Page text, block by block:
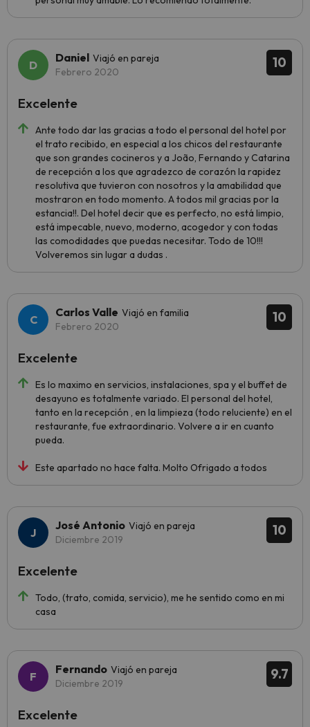
10
Daniel Viajó en pareja
Febrero 2020
Ante todo dar las gracias a todo el personal del hotel por
el trato recibido, en especial a los chicos del restaurante
que son grandes cocineros y a João, Fernando y Catarina
de recepción a los que agradezco de corazón la rapidez
resolutiva que tuvieron con nosotros y la amabilidad que
mostraron en todo momento. A todos mil gracias por la
estancia!!. Del hotel decir que es perfecto, no está limpio,
está impecable, nuevo, moderno, acogedor y con todas
las comodidades que puedas necesitar. Todo de 10!!!
Volveremos sin lugar a dudas .
Excelente
10
Carlos Valle Viajó en familia
Febrero 2020
Es lo maximo en servicios, instalaciones, spa y el buffet de
desayuno es totalmente variado. El personal del hotel,
tanto en la recepción , en la limpieza (todo reluciente) en el
restaurante, fue extraordinario. Volvere a ir en cuanto
pueda.
Este apartado no hace falta. Molto Ofrigado a todos
Excelente
10
José Antonio Viajó en pareja
Diciembre 2019
Todo, (trato, comida, servicio), me he sentido como en mi
casa
Excelente
9.7
Fernando Viajó en pareja
Diciembre 2019
Excelente